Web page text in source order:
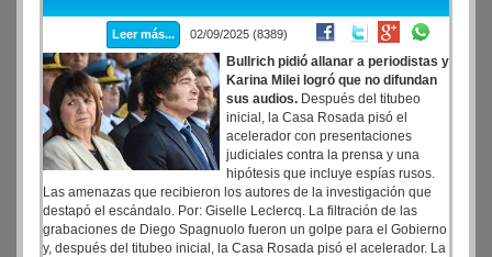
Leer más... 02/09/2025 (8389)
Bullrich pidió allanar a periodistas y
Karina Milei logró que no difundan
sus audios. Después del titubeo
inicial, la Casa Rosada pisó el
acelerador con presentaciones
judiciales contra la prensa y una
hipótesis que incluye espías rusos.
Las amenazas que recibieron los autores de la investigación que
destapó el escándalo. Por: Giselle Leclercq. La filtración de las
grabaciones de Diego Spagnuolo fueron un golpe para el Gobierno
y, después del titubeo inicial, la Casa Rosada pisó el acelerador. La